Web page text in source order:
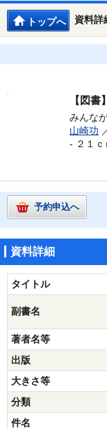
資料詳
トップへ
【図書】
みんな
山崎功
- ２１ｃ
予約申込へ
資料詳細
タイトル
副書名
著者名等
出版
大きさ等
分類
件名